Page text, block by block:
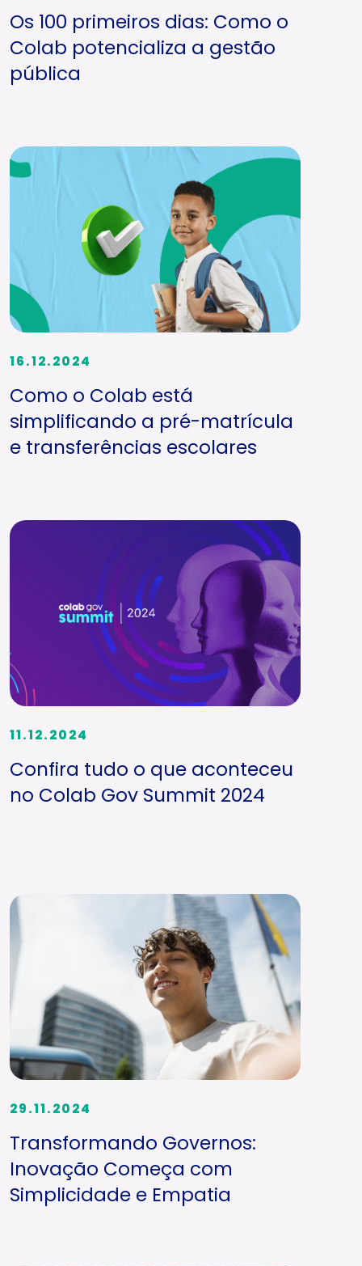
Os 100 primeiros dias: Como o
Colab potencializa a gestão
pública
16.12.2024
Como o Colab está
simplificando a pré-matrícula
e transferências escolares
11.12.2024
Confira tudo o que aconteceu
no Colab Gov Summit 2024
29.11.2024
Transformando Governos:
Inovação Começa com
Simplicidade e Empatia